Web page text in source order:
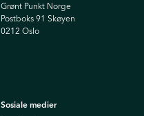
Grønt Punkt Norge
Postboks 91 Skøyen
0212 Oslo
Sosiale medier